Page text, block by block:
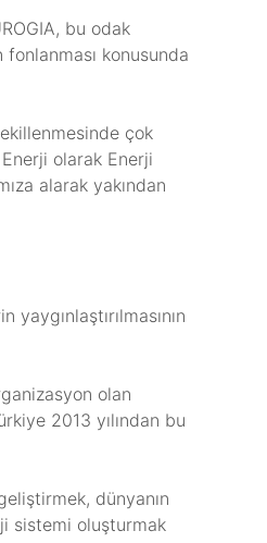
bu odak
konusunda
çok
olarak Enerji
alarak yakından
olan
2013 yılından bu
dünyanın
sistemi oluşturmak